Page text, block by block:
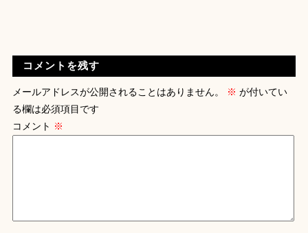
コメントを残す
メールアドレスが公開されることはありません。 ※ が付いてい
る欄は必須項目です
コメント ※